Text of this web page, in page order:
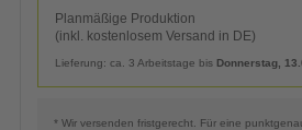
Planmäßige Produktion
(inkl. kostenlosem Versand in DE)
Lieferung: ca. 3 Arbeitstage bis Donnerstag,
* Wir versenden fristgerecht. Für eine